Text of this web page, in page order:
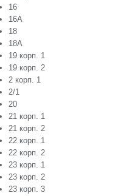
16
16А
18
18А
19 корп. 1
19 корп. 2
2 корп. 1
2/1
20
21 корп. 1
21 корп. 2
22 корп. 1
22 корп. 2
23 корп. 1
23 корп. 2
23 корп. 3